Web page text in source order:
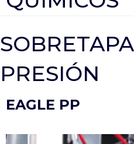
PRESIÓN
EAGLE PP